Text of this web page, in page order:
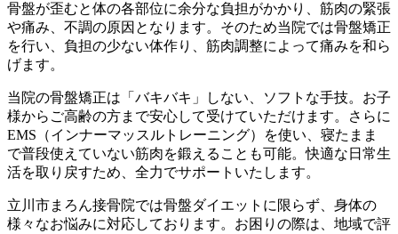
骨盤が歪むと体の各部位に余分な負担がかかり、筋肉の緊張
や痛み、不調の原因となります。そのため当院では骨盤矯正
を行い、負担の少ない体作り、筋肉調整によって痛みを和ら
げます。
当院の骨盤矯正は「バキバキ」しない、ソフトな手技。お子
様からご高齢の方まで安心して受けていただけます。さらに
EMS（インナーマッスルトレーニング）を使い、寝たまま
で普段使えていない筋肉を鍛えることも可能。快適な日常生
活を取り戻すため、全力でサポートいたします。
立川市まろん接骨院では骨盤ダイエットに限らず、身体の
様々なお悩みに対応しております。お困りの際は、地域で評